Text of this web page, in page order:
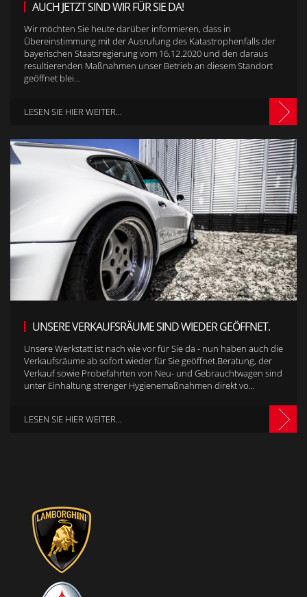
AUCH JETZT SIND WIR FÜR SIE DA!
Wir möchten Sie heute darüber informieren, dass in
Übereinstimmung mit der Ausrufung des Katastrophenfalls der
bayerischen Staatsregierung vom 16.12.2020 und den daraus
resultierenden Maßnahmen unser Betrieb an diesem Standort
geöffnet blei...
LESEN SIE HIER WEITER...
UNSERE VERKAUFSRÄUME SIND WIEDER GEÖFFNET.
Unsere Werkstatt ist nach wie vor für Sie da - nun haben auch die
Verkaufsräume ab sofort wieder für Sie geöffnet.Beratung, der
Verkauf sowie Probefahrten von Neu- und Gebrauchtwagen sind
unter Einhaltung strenger Hygienemaßnahmen direkt vo...
LESEN SIE HIER WEITER...